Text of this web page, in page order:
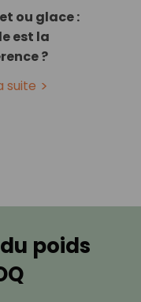
ou glace :
est la
?
suite
poids